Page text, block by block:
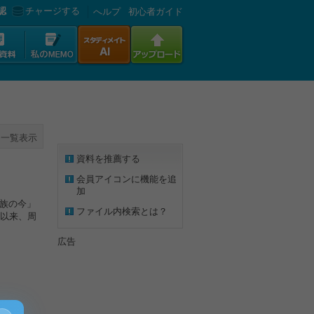
チャージする へルプ 初心者ガイド
一覧表示
の今」
来、周
資料を推薦する
会員アイコンに機能を追
加
ファイル内検索とは？
広告